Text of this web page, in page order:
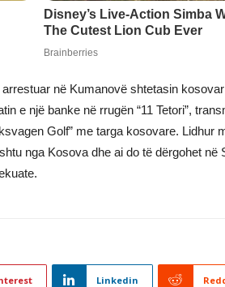
në Kumanovë shtetasin
e një banke në rrugën “11 Tetori”,
Golf” me targa kosovare.
nga Kosova dhe ai do të dërgohet në
Linkedin